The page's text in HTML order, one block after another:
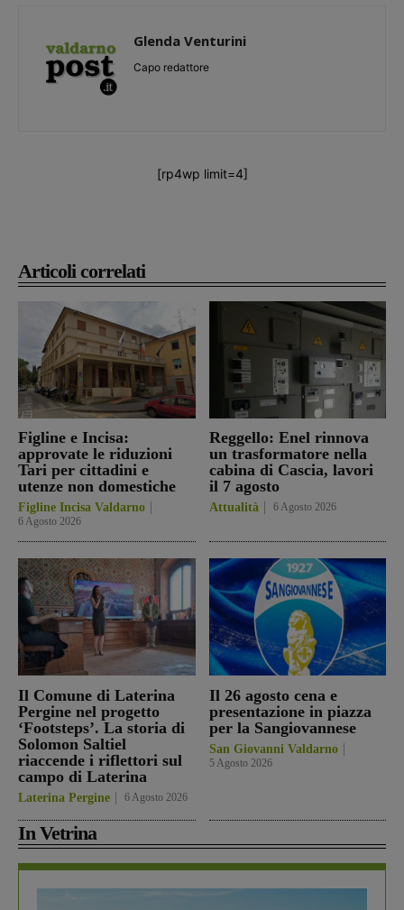
Articoli correlati
Figline e Incisa:
approvate le riduzioni
Tari per cittadini e
utenze non domestiche
Figline Incisa Valdarno
6 Agosto 2026
Reggello: Enel rinnova
un trasformatore nella
cabina di Cascia, lavori
il 7 agosto
Attualità 6 Agosto 2026
Il Comune di Laterina
Pergine nel progetto
‘Footsteps’. La storia di
Solomon Saltiel
riaccende i riflettori sul
campo di Laterina
Laterina Pergine 6 Agosto 2026
Il 26 agosto cena e
presentazione in piazza
per la Sangiovannese
San Giovanni Valdarno
5 Agosto 2026
In Vetrina
Glenda Venturini
Capo redattore
[rp4wp limit=4]